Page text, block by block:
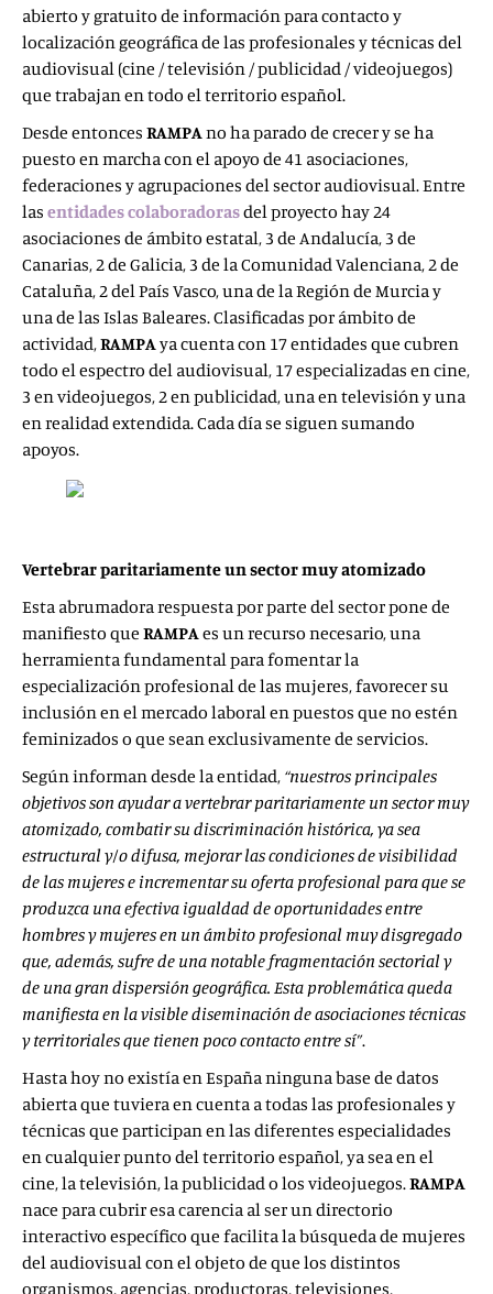
abierto y gratuito de información para contacto y
localización geográfica de las profesionales y técnicas del
audiovisual (cine / televisión / publicidad / videojuegos)
que trabajan en todo el territorio español.
Desde entonces RAMPAno ha parado de crecer y se ha
puesto en marcha con el apoyo de 41 asociaciones,
federaciones y agrupaciones del sector audiovisual. Entre
las entidades colaboradorasdel proyecto hay 24
asociaciones de ámbito estatal, 3 de Andalucía, 3 de
Canarias, 2 de Galicia, 3 de la Comunidad Valenciana, 2 de
Cataluña, 2 del País Vasco, una de la Región de Murcia y
una de las Islas Baleares. Clasificadas por ámbito de
actividad,RAMPAya cuenta con 17 entidades que cubren
todo el espectro del audiovisual, 17 especializadas en cine,
3 en videojuegos, 2 en publicidad, una en televisión y una
en realidad extendida. Cada día se siguen sumando
apoyos.
Vertebrar paritariamente un sector muy atomizado
Esta abrumadora respuesta por parte del sector pone de
manifiesto que RAMPAes un recurso necesario, una
herramienta fundamental para fomentar la
especialización profesional de las mujeres, favorecer su
inclusión en el mercado laboral en puestos que no estén
feminizados o que sean exclusivamente de servicios.
Según informan desde la entidad, “nuestros principales
objetivos son ayudar a vertebrar paritariamente un sector muy
atomizado, combatir su discriminación histórica, ya sea
estructural y/o difusa, mejorar las condiciones de visibilidad
de las mujeres e incrementar su oferta profesional para que se
produzca una efectiva igualdad de oportunidades entre
hombres y mujeres en un ámbito profesional muy disgregado
que, además, sufre de una notable fragmentación sectorial y
de una gran dispersión geográfica. Esta problemática queda
manifiesta en la visible diseminación de asociaciones técnicas
y territoriales que tienen poco contacto entre sí”.
Hasta hoy no existía en España ninguna base de datos
abierta que tuviera en cuenta a todas las profesionales y
técnicas que participan en las diferentes especialidades
en cualquier punto del territorio español, ya sea en el
cine, la televisión, la publicidad o los videojuegos.RAMPA
nace para cubrir esa carencia al ser un directorio
interactivo específico que facilita la búsqueda de mujeres
del audiovisual con el objeto de que los distintos
organismos, agencias, productoras, televisiones,